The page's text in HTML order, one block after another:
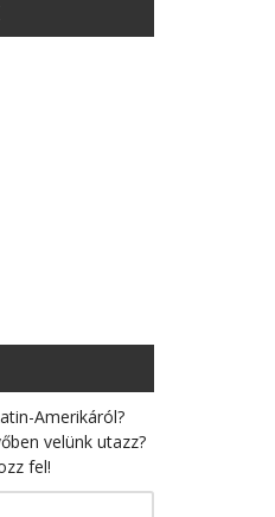
Amerikáról?
velünk utazz?
fel!